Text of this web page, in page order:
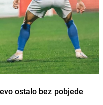
ostalo bez pobjede